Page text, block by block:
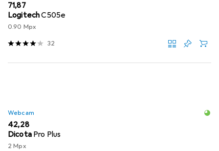
EUR
71,87
LogitechC505e
0.90 Mpx
32
Webcam
EUR
42,28
Dicota Pro Plus
2 Mpx